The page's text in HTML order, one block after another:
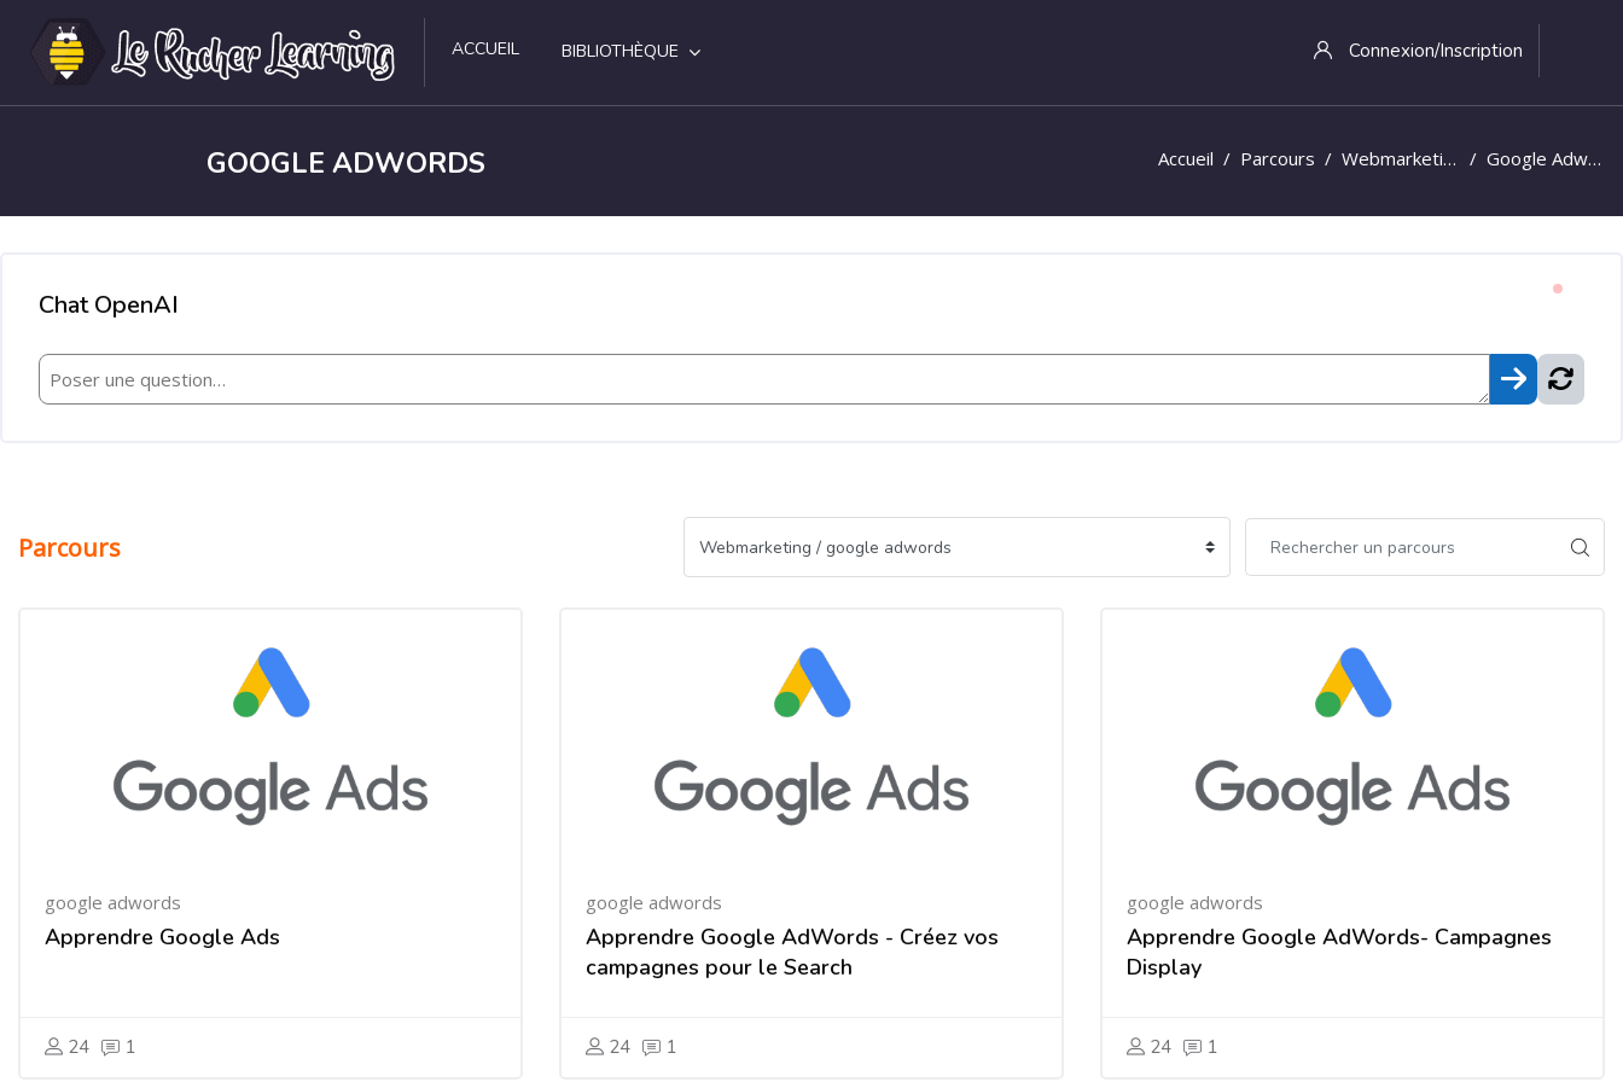
ACCUEIL BIBLIOTHÈQUE Connexion/Inscription
GOOGLE ADWORDS Accueil Parcours Webmarketing Google Adwords
Passer Chat OpenAI
Chat OpenAI
Parcours
google adwords
Apprendre Google Ads
24 1
google adwords
Apprendre Google AdWords - Créez vos
campagnes pour le Search
24 1
google adwords
Apprendre Google AdWords- Campagnes
Display
24 1